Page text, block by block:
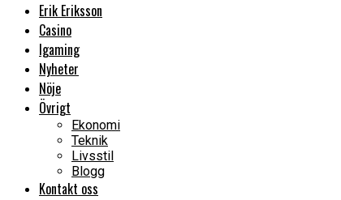
Erik Eriksson
Casino
Igaming
Nyheter
Nöje
Övrigt
Ekonomi
Teknik
Livsstil
Blogg
Kontakt oss